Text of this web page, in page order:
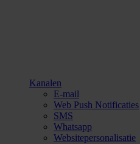
Kanalen
E-mail
Web Push Notificaties
SMS
Whatsapp
Websitepersonalisatie